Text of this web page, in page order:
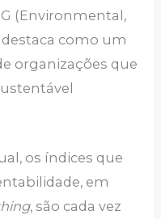
(Environmental,
destaca como um
organizações que
os índices que
em
, são cada vez